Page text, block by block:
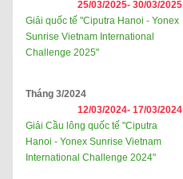
25/03/2025- 30/03/2025
Giải quốc tế "Ciputra Hanoi - Yonex
Sunrise Vietnam International
Challenge 2025"
Tháng 3/2024
12/03/2024- 17/03/2024
Giải Cầu lông quốc tế "Ciputra
Hanoi - Yonex Sunrise Vietnam
International Challenge 2024"